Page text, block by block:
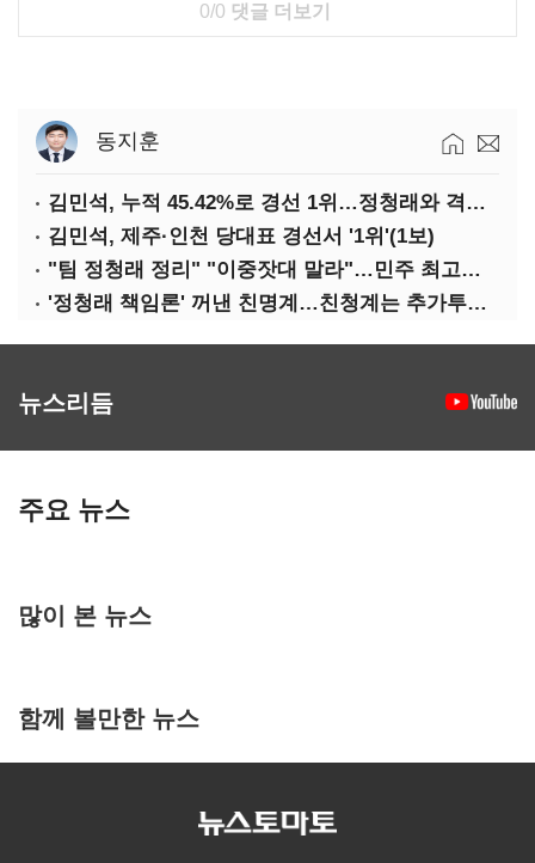
0/0 댓글 더보기
동지훈
김민석, 누적 45.42%로 경선 1위…정청래와 격차 0.86%p(2보)
김민석, 제주·인천 당대표 경선서 '1위'(1보)
"팀 정청래 정리" "이중잣대 말라"…민주 최고위원 계파 다툼 격화
'정청래 책임론' 꺼낸 친명계…친청계는 추가투표 때리기
뉴스리듬
주요 뉴스
많이 본 뉴스
함께 볼만한 뉴스